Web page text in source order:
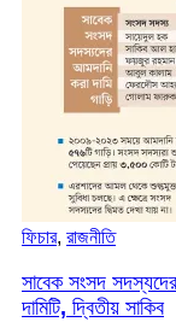
ফিচার, রাজনীতি
সাবেক সংসদ সদস্যদের
দামিটি, দ্বিতীয় সাকিব